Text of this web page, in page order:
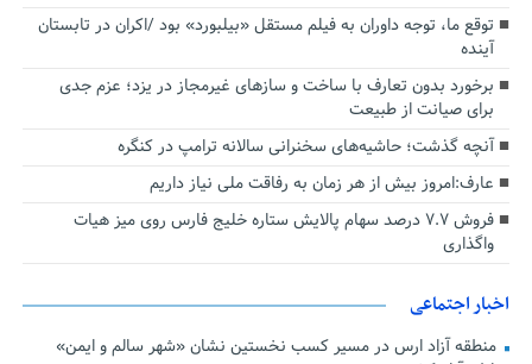
توقع ما، توجه داوران به فیلم مستقل «بیلبورد» بود /اکران در تابستان
آینده
برخورد بدون تعارف با ساخت‌ و سازهای غیرمجاز در یزد؛ عزم جدی
برای صیانت از طبیعت
آنچه گذشت؛ حاشیه‌های سخنرانی سالانه ترامپ در کنگره
عارف:امروز بیش از هر زمان به رفاقت ملی نیاز داریم
فروش ۷.۷ درصد سهام پالایش ستاره خلیج فارس روی میز هیات
واگذاری
اخبار اجتماعی
منطقه آزاد ارس در مسیر کسب نخستین نشان «شهر سالم و ایمن»